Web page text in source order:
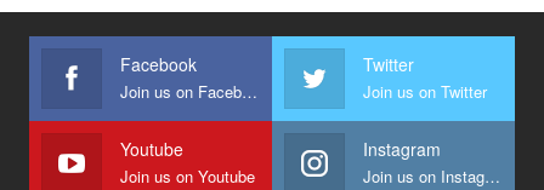
Facebook
Join us on Facebook
Twitter
Join us on Twitter
Youtube
Join us on Youtube
Instagram
Join us on Instagram